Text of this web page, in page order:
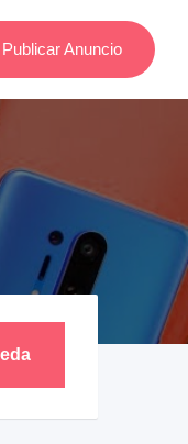
Publicar Anuncio